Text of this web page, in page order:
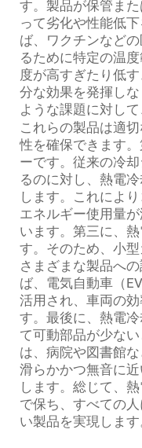
す。製品が保管ま
って劣化や性能低
ば、ワクチンなど
るために特定の温
度が高すぎたり低
分な効果を発揮し
ような課題に対して
これらの製品は適
性を確保できます
ーです。従来の冷
るのに対し、熱電
します。これによ
エネルギー使用量
います。第三に、
す。そのため、小型
さまざまな製品へ
ば、電気自動車（
活用され、車両の
す。最後に、熱電
て可動部品が少な
は、病院や図書館
滑らかかつ無音に
します。総じて、
で保ち、すべての
い製品を実現します